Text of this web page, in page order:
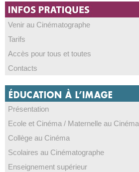
Venir au Cinématographe
Tarifs
Accès pour tous et toutes
Contacts
Présentation
Ecole et Cinéma / Maternelle au Cinéma
Collège au Cinéma
Scolaires au Cinématographe
Enseignement supérieur